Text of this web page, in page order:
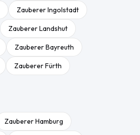
ZaubererIngolstadt
ZaubererLandshut
ZaubererBayreuth
ZaubererFürth
ZaubererHamburg